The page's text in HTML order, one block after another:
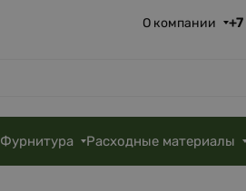
О компании
Фурнитура Расходные материалы